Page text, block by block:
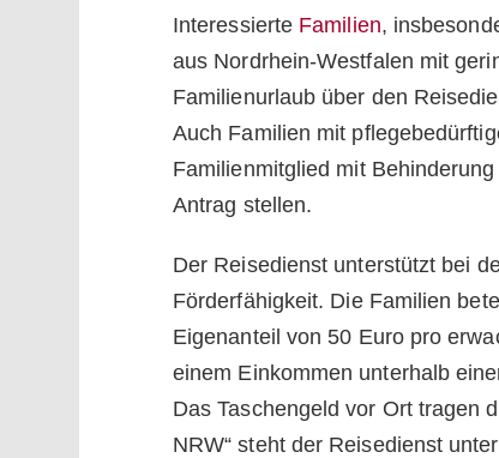
Interessierte Familien,
aus Nordrhein-Westfalen mit
Familienurlaub über den
Auch Familien mit
Familienmitglied mit
Antrag stellen.
Der Reisedienst unterstützt bei
Förderfähigkeit. Die Familien
Eigenanteil von 50 Euro pro
einem Einkommen unterhalb
Das Taschengeld vor Ort tragen
NRW“ steht der Reisedienst